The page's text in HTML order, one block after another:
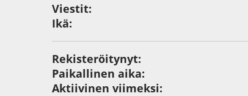
Viestit:
Ikä:
Rekisteröitynyt:
Paikallinen aika:
Aktiivinen viimeksi: